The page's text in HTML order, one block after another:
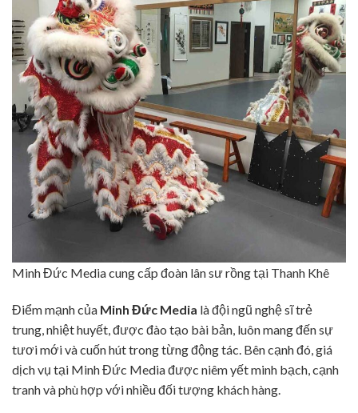
Minh Đức Media cung cấp đoàn lân sư rồng tại Thanh Khê
Điểm mạnh của Minh Đức Media là đội ngũ nghệ sĩ trẻ
trung, nhiệt huyết, được đào tạo bài bản, luôn mang đến sự
tươi mới và cuốn hút trong từng động tác. Bên cạnh đó, giá
dịch vụ tại Minh Đức Media được niêm yết minh bạch, cạnh
tranh và phù hợp với nhiều đối tượng khách hàng.